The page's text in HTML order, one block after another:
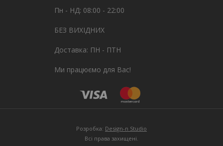
Пн - НД: 08:00 - 22:00
БЕЗ ВИХІДНИХ
Доставка: ПН - ПТН
Ми працюємо для Вас!
Розробка: Design-n Studio
Всі права захищені.